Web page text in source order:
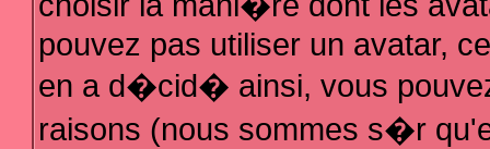
pouvez pas utiliser un avatar,
en a d�cid� ainsi, vous
raisons (nous sommes s�r